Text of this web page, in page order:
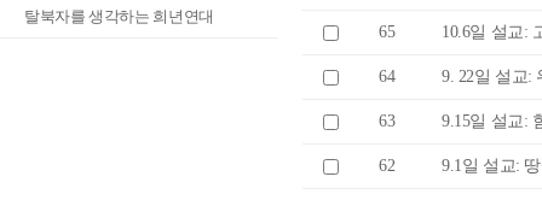
탈북자를 생각하는 희년연대
65 10.6일 설교:
64 9. 22일 설교:
63 9.15일 설교:
62 9.1일 설교: